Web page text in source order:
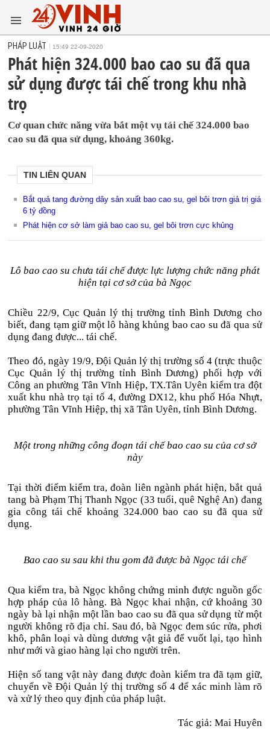
PHÁP LUẬT 15:49 22-09-2020
Phát hiện 324.000 bao cao su đã qua
sử dụng được tái chế trong khu nhà
trọ
Cơ quan chức năng vừa bắt một vụ tái chế 324.000 bao
cao su đã qua sử dụng, khoảng 360kg.
TIN LIÊN QUAN
Bắt quả tang đường dây sản xuất bao cao su, gel bôi trơn giả trị giá
6 tỷ đồng
Phát hiện cơ sở làm giả bao cao su, gel bôi trơn cực khủng
Lô bao cao su chưa tái chế được lực lượng chức năng phát
hiện tại cơ sở của bà Ngọc
Chiều 22/9, Cục Quản lý thị trường tỉnh Bình Dương cho
biết, đang tạm giữ một lô hàng khủng bao cao su đã qua sử
dụng đang được... tái chế.
Theo đó, ngày 19/9, Đội Quản lý thị trường số 4 (trực thuộc
Cục Quản lý thị trường tỉnh Bình Dương) phối hợp với
Công an phường Tân Vĩnh Hiệp, TX.Tân Uyên kiểm tra đột
xuất khu nhà trọ tại tổ 4, đường DX12, khu phố Hóa Nhựt,
phường Tân Vĩnh Hiệp, thị xã Tân Uyên, tỉnh Bình Dương.
Một trong những công đoạn tái chế bao cao su của cơ sở
này
Tại thời điểm kiểm tra, đoàn liên ngành phát hiện, bắt quả
tang bà Phạm Thị Thanh Ngọc (33 tuổi, quê Nghệ An) đang
gia công tái chế khoảng 324.000 bao cao su đã qua sử
dụng.
Bao cao su sau khi thu gom đã được bà Ngọc tái chế
Qua kiểm tra, bà Ngọc không chứng minh được nguồn gốc
hợp pháp của lô hàng. Bà Ngọc khai nhận, cứ khoảng 30
ngày bà lại nhận một lần bao cao su đã qua sử dụng từ một
người không rõ địa chỉ. Sau đó, bà Ngọc đem súc rửa, phơi
khô, phân loại và dùng dương vật giả để vuốt lại, tạo hình
như mới và giao hàng lại cho người trên.
Hiện số tang vật này đang được đoàn kiểm tra đã tạm giữ,
chuyển về Đội Quản lý thị trường số 4 để xác minh làm rõ
và xử lý theo quy định của pháp luật.
Tác giả: Mai Huyên